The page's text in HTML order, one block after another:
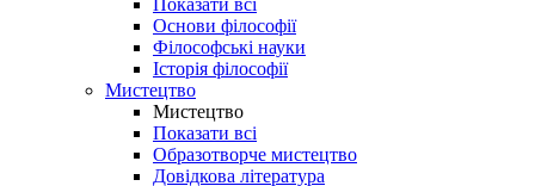
Показати всі
Основи філософії
Філософські науки
Історія філософії
Мистецтво
Мистецтво
Показати всі
Образотворче мистецтво
Довідкова література